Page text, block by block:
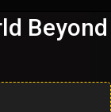
Beyond